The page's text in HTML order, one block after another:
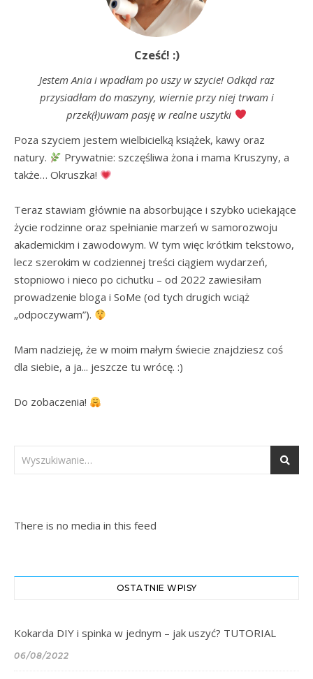
Cześć! :)
Jestem Ania i wpadłam po uszy w szycie! Odkąd raz
przysiadłam do maszyny, wiernie przy niej trwam i
przek(ł)uwam pasję w realne uszytki
Poza szyciem jestem wielbicielką książek, kawy oraz
natury.
Prywatnie: szczęśliwa żona i mama Kruszyny, a
także… Okruszka!
Teraz stawiam głównie na absorbujące i szybko uciekające
życie rodzinne oraz spełnianie marzeń w samorozwoju
akademickim i zawodowym. W tym więc krótkim tekstowo,
lecz szerokim w codziennej treści ciągiem wydarzeń,
stopniowo i nieco po cichutku – od 2022 zawiesiłam
prowadzenie bloga i SoMe (od tych drugich wciąż
„odpoczywam”).
Mam nadzieję, że w moim małym świecie znajdziesz coś
dla siebie, a ja... jeszcze tu wrócę. :)
Do zobaczenia!
There is no media in this feed
OSTATNIE WPISY
Kokarda DIY i spinka w jednym – jak uszyć? TUTORIAL
06/08/2022